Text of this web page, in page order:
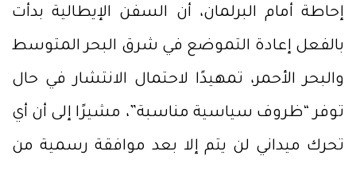
إحاطة أمام البرلمان، أن السفن الإيطالية بدأت
بالفعل إعادة التموضع في شرق البحر المتوسط
والبحر الأحمر، تمهيدًا لاحتمال الانتشار في حال
توفر “ظروف سياسية مناسبة”، مشيرًا إلى أن أي
تحرك ميداني لن يتم إلا بعد موافقة رسمية من